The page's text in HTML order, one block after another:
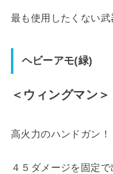
最も使用したくない武
ヘビーアモ(緑)
＜ウィングマン＞
高火力のハンドガン！
４５ダメージを固定